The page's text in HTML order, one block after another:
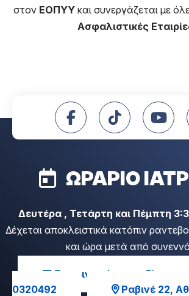
στον ΕΟΠΥΥκαι συνεργάζεται με
Ασφαλιστικές
ΩΡΑΡΙΟ
Δευτέρα , Τετάρτη και Πέμπτη
Δέχεται αποκλειστικά κατόπιν
και ώρα μετά από
Επικοινωνήστε μαζί μας
0320492
Ραβινέ 22,